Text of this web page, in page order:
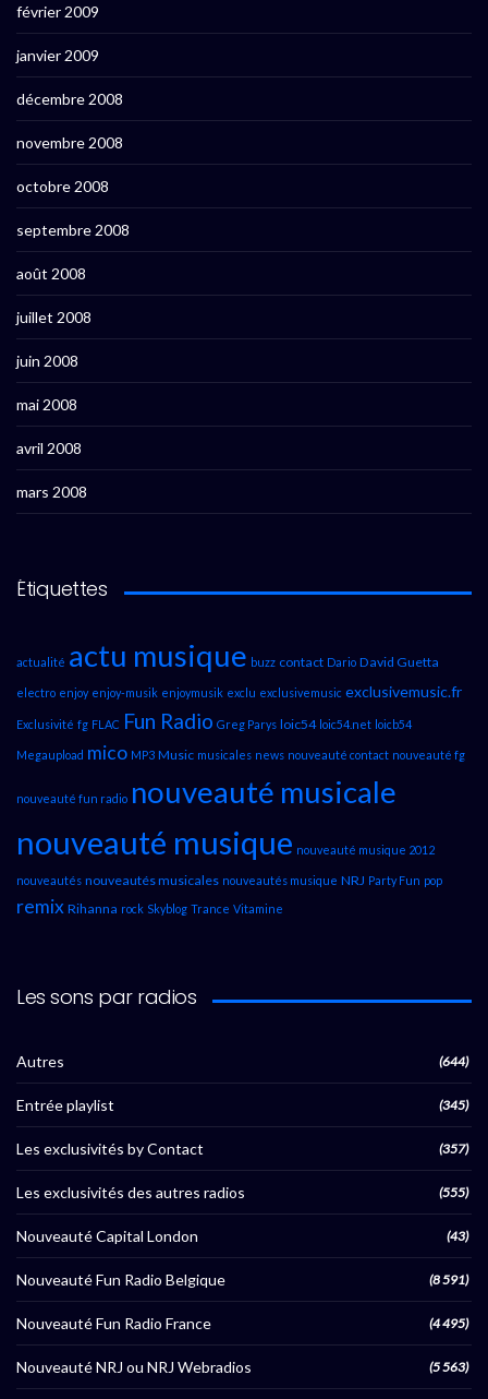
février 2009
janvier 2009
décembre 2008
novembre 2008
octobre 2008
septembre 2008
août 2008
juillet 2008
juin 2008
mai 2008
avril 2008
mars 2008
Étiquettes
actualité actu musique buzz contact Dario David Guetta
electro enjoy enjoy-musik enjoymusik exclu exclusivemusic exclusivemusic.fr
Exclusivité fg FLAC Fun Radio Greg Parys loic54 loic54.net loicb54
Megaupload mico MP3 Music musicales news nouveauté contact nouveauté fg
nouveauté fun radio nouveauté musicale
nouveauté musique nouveauté musique 2012
nouveautés nouveautés musicales nouveautés musique NRJ Party Fun pop
remix Rihanna rock Skyblog Trance Vitamine
Les sons par radios
Autres (644)
Entrée playlist (345)
Les exclusivités by Contact (357)
Les exclusivités des autres radios (555)
Nouveauté Capital London (43)
Nouveauté Fun Radio Belgique (8 591)
Nouveauté Fun Radio France (4 495)
Nouveauté NRJ ou NRJ Webradios (5 563)